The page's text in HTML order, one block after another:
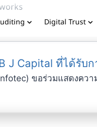
Digital Trust
& Frameworks
J Capital ที่ได้รับก
ขอร่วมแสดงคว